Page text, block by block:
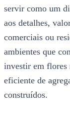
servir como um
aos detalhes,
comerciais ou
ambientes que
investir em flores
eficiente de
construídos.